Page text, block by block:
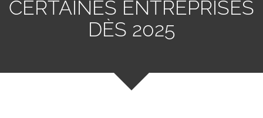
CERTAINES ENTREPRISES
DÈS 2025